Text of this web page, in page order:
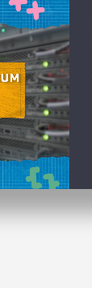
Platz